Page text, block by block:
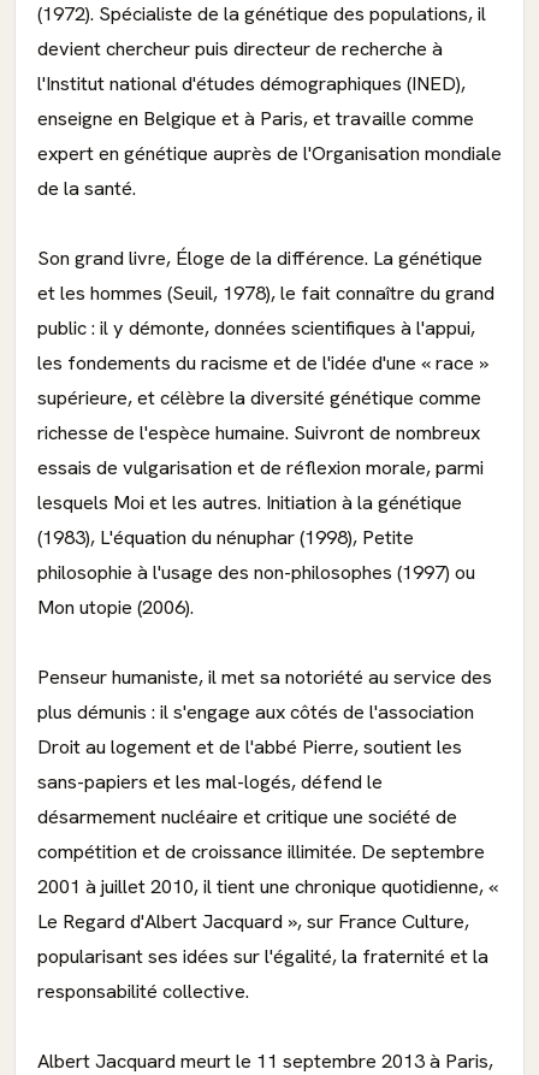
(1972). Spécialiste de la génétique des populations, il
devient chercheur puis directeur de recherche à
l'Institut national d'études démographiques (INED),
enseigne en Belgique et à Paris, et travaille comme
expert en génétique auprès de l'Organisation mondiale
de la santé.
Son grand livre, Éloge de la différence. La génétique
et les hommes (Seuil, 1978), le fait connaître du grand
public : il y démonte, données scientifiques à l'appui,
les fondements du racisme et de l'idée d'une « race »
supérieure, et célèbre la diversité génétique comme
richesse de l'espèce humaine. Suivront de nombreux
essais de vulgarisation et de réflexion morale, parmi
lesquels Moi et les autres. Initiation à la génétique
(1983), L'équation du nénuphar (1998), Petite
philosophie à l'usage des non-philosophes (1997) ou
Mon utopie (2006).
Penseur humaniste, il met sa notoriété au service des
plus démunis : il s'engage aux côtés de l'association
Droit au logement et de l'abbé Pierre, soutient les
sans-papiers et les mal-logés, défend le
désarmement nucléaire et critique une société de
compétition et de croissance illimitée. De septembre
2001 à juillet 2010, il tient une chronique quotidienne, «
Le Regard d'Albert Jacquard », sur France Culture,
popularisant ses idées sur l'égalité, la fraternité et la
responsabilité collective.
Albert Jacquard meurt le 11 septembre 2013 à Paris,